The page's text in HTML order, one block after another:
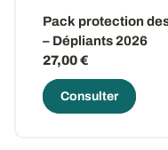
Pack protection
– Dépliants 2026
27,00 €
Consulter